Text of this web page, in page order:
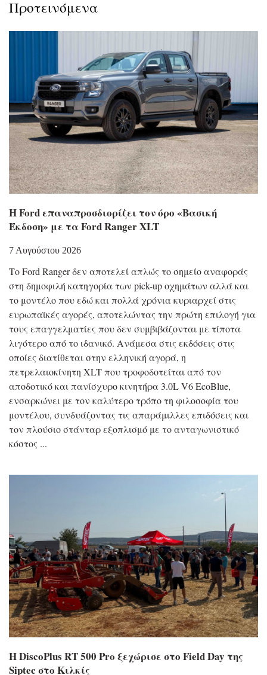
Προτεινόμενα
Η Ford επαναπροσδιορίζει τον όρο «Βασική
Έκδοση» με τα Ford Ranger XLT
7 Αυγούστου 2026
Το Ford Ranger δεν αποτελεί απλώς το σημείο αναφοράς
στη δημοφιλή κατηγορία των pick-up οχημάτων αλλά και
το μοντέλο που εδώ και πολλά χρόνια κυριαρχεί στις
ευρωπαϊκές αγορές, αποτελώντας την πρώτη επιλογή για
τους επαγγελματίες που δεν συμβιβάζονται με τίποτα
λιγότερο από το ιδανικό. Ανάμεσα στις εκδόσεις στις
οποίες διατίθεται στην ελληνική αγορά, η
πετρελαιοκίνητη XLT που τροφοδοτείται από τον
αποδοτικό και πανίσχυρο κινητήρα 3.0L V6 EcoBlue,
ενσαρκώνει με τον καλύτερο τρόπο τη φιλοσοφία του
μοντέλου, συνδυάζοντας τις απαράμιλλες επιδόσεις και
τον πλούσιο στάνταρ εξοπλισμό με το ανταγωνιστικό
κόστος
Η DiscoPlus RT 500 Pro ξεχώρισε στο Field Day της
Siptec στο Κιλκίς